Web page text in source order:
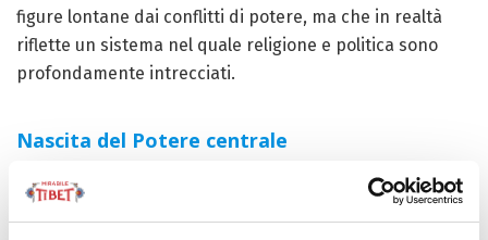
figure lontane dai conflitti di potere, ma che in realtà
riflette un sistema nel quale religione e politica sono
profondamente intrecciati.
Nascita del Potere centrale
fondamentale delle alleanze esterne.